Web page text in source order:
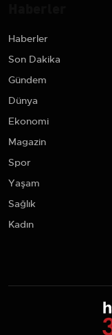
Haberler
Son Dakika
Gündem
Dünya
Ekonomi
Magazin
Spor
Yaşam
Sağlık
Kadın